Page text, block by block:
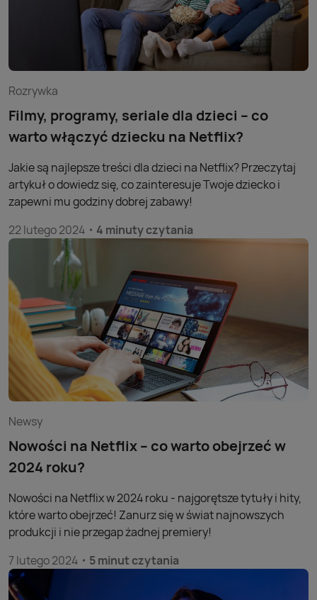
Rozrywka
Filmy, programy, seriale dla dzieci – co
warto włączyć dziecku na Netflix?
Jakie są najlepsze treści dla dzieci na Netflix? Przeczytaj
artykuł o dowiedz się, co zainteresuje Twoje dziecko i
zapewni mu godziny dobrej zabawy!
22 lutego 2024
4 minuty czytania
Newsy
Nowości na Netflix – co warto obejrzeć w
2024 roku?
Nowości na Netflix w 2024 roku - najgorętsze tytuły i hity,
które warto obejrzeć! Zanurz się w świat najnowszych
produkcji i nie przegap żadnej premiery!
7 lutego 2024
5 minut czytania